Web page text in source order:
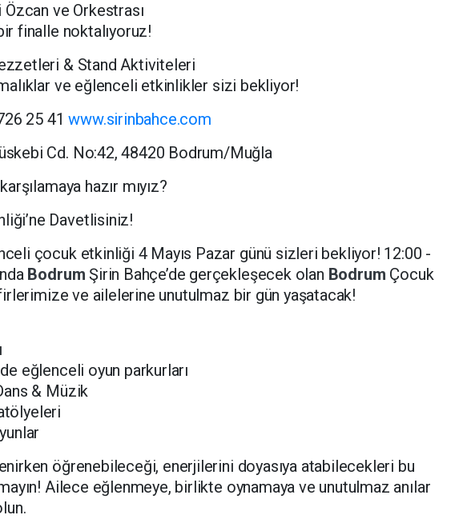
ve Orkestrası
finalle noktalıyoruz!
& Stand Aktiviteleri
ve eğlenceli etkinlikler sizi bekliyor!
25 41www.sirinbahce.com
Cd. No:42, 48420 Bodrum/Muğla
hazır mıyız?
Davetlisiniz!
çocuk etkinliği 4 Mayıs Pazar günü sizleri bekliyor! 12:00 -
BodrumŞirin Bahçe’de gerçekleşecek olan Bodrum Çocuk
ve ailelerine unutulmaz bir gün yaşatacak!
eğlenceli oyun parkurları
& Müzik
öğrenebileceği, enerjilerini doyasıya atabilecekleri bu
Ailece eğlenmeye, birlikte oynamaya ve unutulmaz anılar